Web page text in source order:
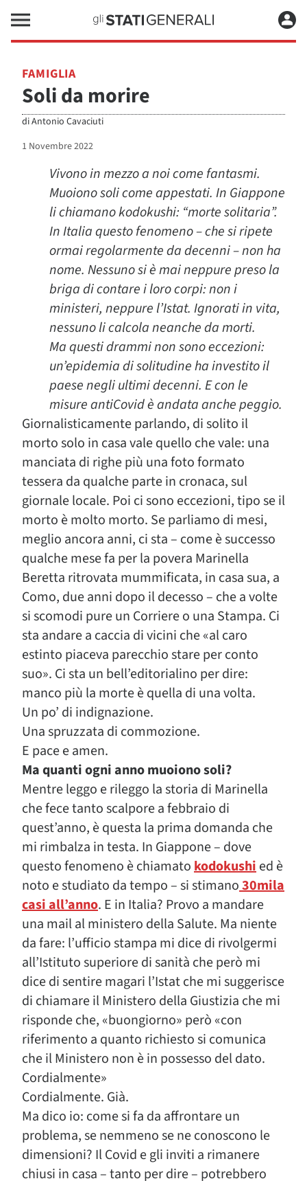
FAMIGLIA
Soli da morire
diAntonio Cavaciuti
1 Novembre 2022
Vivono in mezzo a noi come fantasmi.
Muoiono soli come appestati. In Giappone
li chiamano kodokushi: “morte solitaria”.
In Italia questo fenomeno – che si ripete
ormai regolarmente da decenni – non ha
nome. Nessuno si è mai neppure preso la
briga di contare i loro corpi: non i
ministeri, neppure l’Istat. Ignorati in vita,
nessuno li calcola neanche da morti.
Ma questi drammi non sono eccezioni:
un’epidemia di solitudine ha investito il
paese negli ultimi decenni. E con le
misure antiCovid è andata anche peggio.
Giornalisticamente parlando, di solito il
morto solo in casa vale quello che vale: una
manciata di righe più una foto formato
tessera da qualche parte in cronaca, sul
giornale locale. Poi ci sono eccezioni, tipo se il
morto è molto morto. Se parliamo di mesi,
meglio ancora anni, ci sta – come è successo
qualche mese fa per la povera Marinella
Beretta ritrovata mummificata, in casa sua, a
Como, due anni dopo il decesso – che a volte
si scomodi pure un Corriere o una Stampa. Ci
sta andare a caccia di vicini che «al caro
estinto piaceva parecchio stare per conto
suo». Ci sta un bell’editorialino per dire:
manco più la morte è quella di una volta.
Un po’ di indignazione.
Una spruzzata di commozione.
E pace e amen.
Ma quanti ogni anno muoiono soli?
Mentre leggo e rileggo la storia di Marinella
che fece tanto scalpore a febbraio di
quest’anno, è questa la prima domanda che
mi rimbalza in testa. In Giappone – dove
questo fenomeno è chiamatokodokushied è
noto e studiato da tempo – si stimano30mila
casi all’anno. E in Italia? Provo a mandare
una mail al ministero della Salute. Ma niente
da fare: l’ufficio stampa mi dice di rivolgermi
all’Istituto superiore di sanità che però mi
dice di sentire magari l’Istat che mi suggerisce
di chiamare il Ministero della Giustizia che mi
risponde che, «buongiorno» però «con
riferimento a quanto richiesto si comunica
che il Ministero non è in possesso del dato.
Cordialmente»
Cordialmente. Già.
Ma dico io: come si fa da affrontare un
problema, se nemmeno se ne conoscono le
dimensioni? Il Covid e gli inviti a rimanere
chiusi in casa – tanto per dire – potrebbero